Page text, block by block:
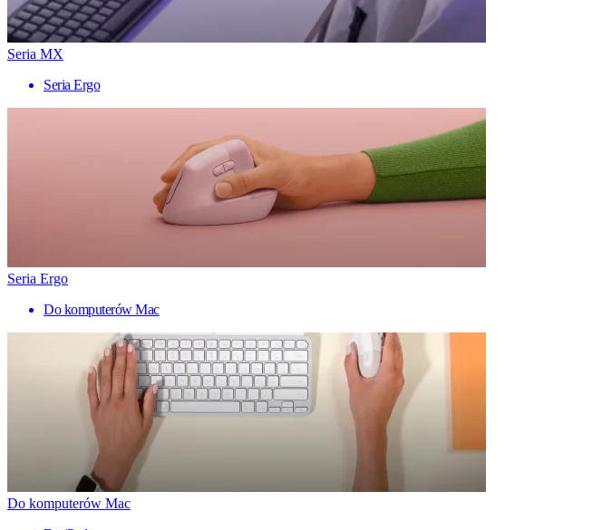
Seria MX
Seria Ergo
Seria Ergo
Do komputerów Mac
Do komputerów Mac